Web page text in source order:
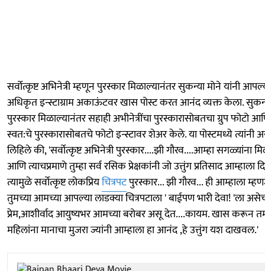
सर्वोत्कृष्ट अभिनेत्री म्हणून पुरस्कार मिळाल्यानंतर सुकन्या मोने यांनी
अधिकृत इन्स्टाग्राम अकाऊंटवर खास पोस्ट करत आनंद व्यक्त केला.
पुरस्कार मिळाल्यानंतर सहाही अभीनेत्रींचा पुरस्कारासोबतचा ग्रुप फोटो
स्वत:चे पुरस्कारासोबतचे फोटो इन्स्टावर शेअर केले. या पोस्टमध्ये त्यांनी
लिहिले की, 'सर्वोत्कृष्ट अभिनेत्री पुरस्कार....झी गौरव....आम्हा सगळ्यांना
आणि त्याचप्रमाणे तुम्हा सर्व रसिक प्रेक्षकांनी जो उत्तुंग प्रतिसाद आम्हाला
त्यामुळे सर्वोत्कृष्ट लोकप्रियचित्रपटपुरस्कार... झी गौरव... ही आम्हाला
तुमच्या आमच्या आपल्या लाडक्या चित्रपटाला ' बाईपण भारी देवा! 'ला
प्रेम,आशीर्वाद आयुष्यभर आमच्या बरोबर असू देत....कायम. खास करून
महिलांना मानाचा मुजरा ज्यांनी आम्हाला हा आनंद ,हे उत्तुंग यश दाखवल.'